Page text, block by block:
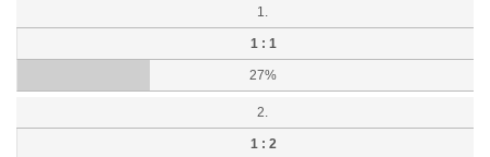
1.
1 : 1
27%
2.
1 : 2